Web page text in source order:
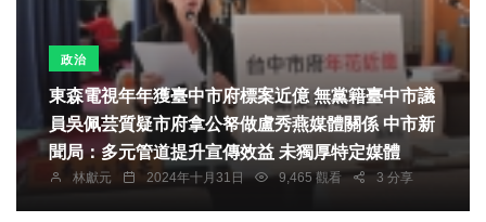
政治
東森電視年年獲臺中市府標案近億 無黨籍臺中市議
員吳佩芸質疑市府拿公帑做盧秀燕媒體關係 中市新
聞局：多元管道提升宣傳效益 未獨厚特定媒體
林獻元 2024年十月31日 9,465 觀看 3 分享